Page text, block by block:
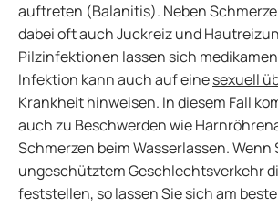
auftreten (Balanitis). Neben
dabei oft auch Juckreiz und
Pilzinfektionen lassen sich
Infektion kann auch auf einesexuell
Krankheithinweisen. In diesem Fall
auch zu Beschwerden wie
Schmerzen beim Wasserlassen. Wenn
ungeschütztem Geschlechtsverkehr
feststellen, so lassen Sie sich am